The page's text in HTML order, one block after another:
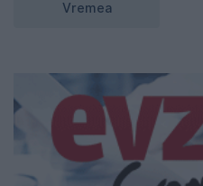
Vremea